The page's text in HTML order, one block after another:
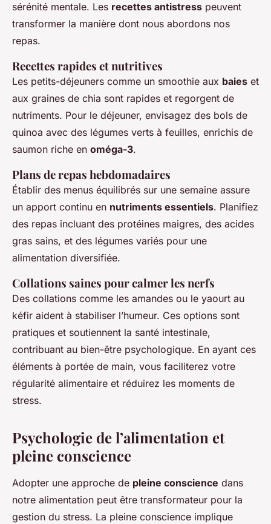
sérénité mentale. Les recettes antistress peuvent
transformer la manière dont nous abordons nos
repas.
Recettes rapides et nutritives
Les petits-déjeuners comme un smoothie aux baies et
aux graines de chia sont rapides et regorgent de
nutriments. Pour le déjeuner, envisagez des bols de
quinoa avec des légumes verts à feuilles, enrichis de
saumon riche en oméga-3.
Plans de repas hebdomadaires
Établir des menus équilibrés sur une semaine assure
un apport continu en nutriments essentiels. Planifiez
des repas incluant des protéines maigres, des acides
gras sains, et des légumes variés pour une
alimentation diversifiée.
Collations saines pour calmer les nerfs
Des collations comme les amandes ou le yaourt au
kéfir aident à stabiliser l’humeur. Ces options sont
pratiques et soutiennent la santé intestinale,
contribuant au bien-être psychologique. En ayant ces
éléments à portée de main, vous faciliterez votre
régularité alimentaire et réduirez les moments de
stress.
Psychologie de l’alimentation et
pleine conscience
Adopter une approche de pleine conscience dans
notre alimentation peut être transformateur pour la
gestion du stress. La pleine conscience implique